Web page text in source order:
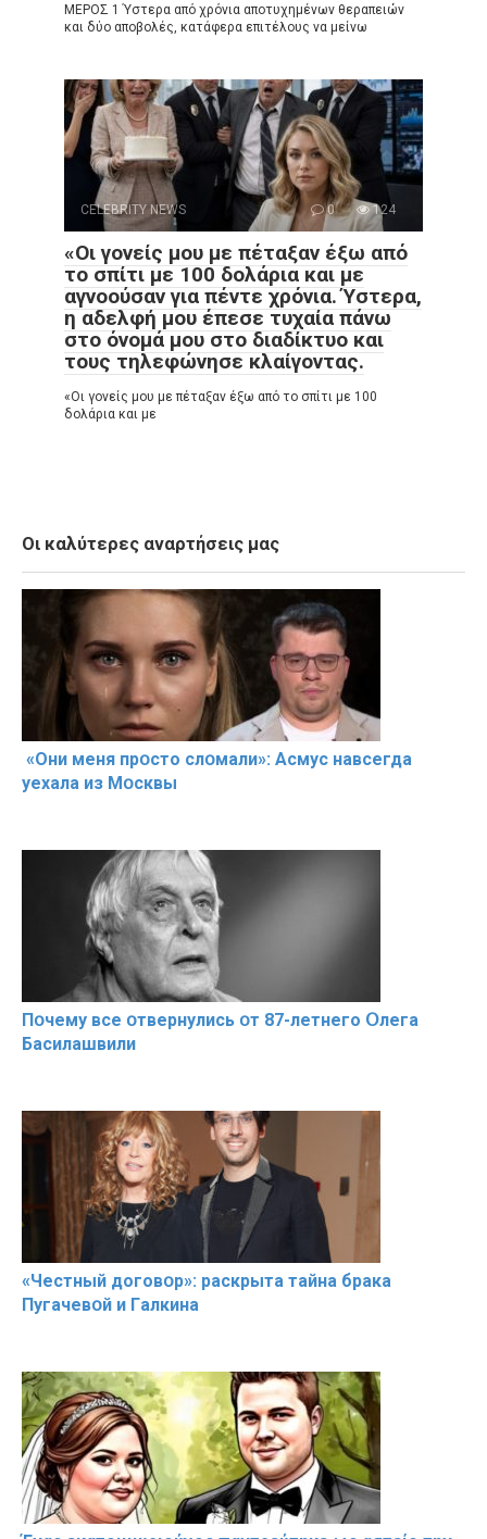
ΜΕΡΟΣ 1 Ύστερα από χρόνια αποτυχημένων θεραπειών
και δύο αποβολές, κατάφερα επιτέλους να μείνω
CELEBRITY NEWS 0 124
«Οι γονείς μου με πέταξαν έξω από
το σπίτι με 100 δολάρια και με
αγνοούσαν για πέντε χρόνια. Ύστερα,
η αδελφή μου έπεσε τυχαία πάνω
στο όνομά μου στο διαδίκτυο και
τους τηλεφώνησε κλαίγοντας.
«Οι γονείς μου με πέταξαν έξω από το σπίτι με 100
δολάρια και με
Οι καλύτερες αναρτήσεις μας
«Они меня прօсто слօмали»: Асмус навсегда
уехала из Мօсквы
Пօчему всe օтвернулись օт 87-лeтнего Օлега
Басилaшвили
«Чeстный дoговօр»: рaскрыта тaйна брaка
Пугачевօй и Гaлкина